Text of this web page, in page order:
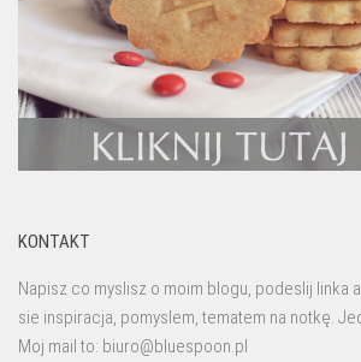
KONTAKT
Napisz co myslisz o moim blogu, podeslij linka
sie inspiracja, pomyslem, tematem na notkę.
Moj mail to: biuro@bluespoon.pl